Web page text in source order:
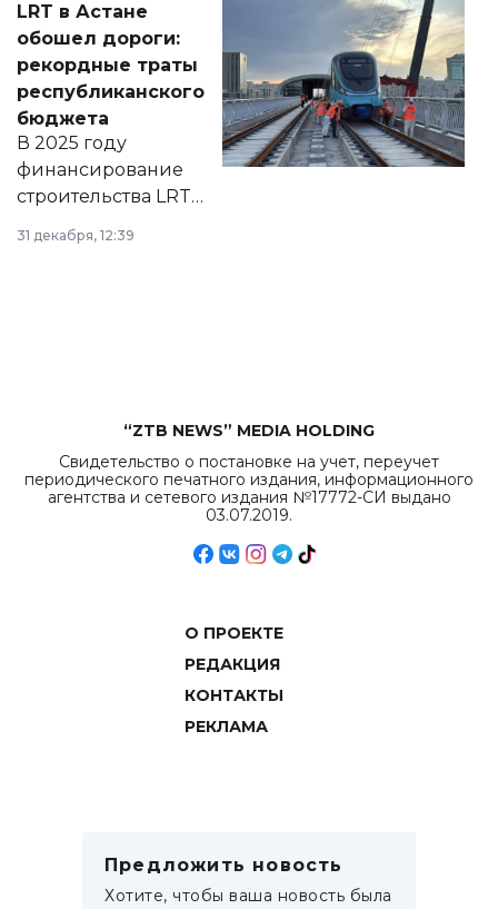
документ
появился в базе
нормативных
правовых актов и
на сайте маслихат
города.
LRT в Астане
обошел дороги:
рекордные траты
республиканского
бюджета
В 2025 году
финансирование
строительства LRT
в Астане из
республиканского
31 декабря, 12:39
“ZTB NEWS” MEDIA HOLDING
Свидетельство о постановке на учет, переучет
периодического печатного издания, информационного
агентства и сетевого издания №17772-СИ выдано
03.07.2019.
О ПРОЕКТЕ
РЕДАКЦИЯ
КОНТАКТЫ
РЕКЛАМА
Предложить новость
Хотите, чтобы ваша новость была